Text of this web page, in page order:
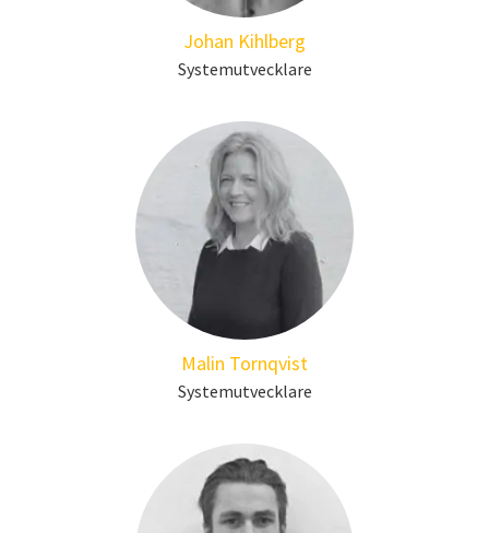
Johan Kihlberg
Systemutvecklare
Malin Tornqvist
Systemutvecklare